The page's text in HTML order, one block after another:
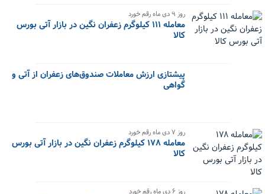
‌روز ۹ دی ماه رقم خورد
معامله ۱۱۱ کیلوگرم زعفران نگین در بازار آتی بورس
کالا
پیشتازی ارزش معاملات صندوق‌های زعفران از آتی و
گواهی
‌روز ۷ دی ماه رقم خورد
معامله ۱۷۸ کیلوگرم زعفران نگین در بازار آتی بورس
کالا
‌روز ۶ دی ماه رقم خورد